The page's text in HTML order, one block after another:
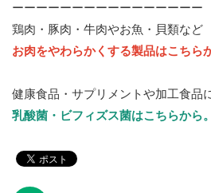
ーーーーーーーーーーーーーーーー
鶏肉・豚肉・牛肉やお魚・貝類など
お肉をやわらかくする製品はこちら
健康食品・サプリメントや加工食品
乳酸菌・ビフィズス菌はこちらから。